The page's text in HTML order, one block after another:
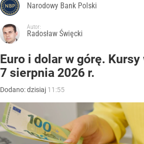
Narodowy Bank Polski
Autor:
Radosław Święcki
Euro i dolar w górę. Kursy
7 sierpnia 2026 r.
Dodano:dzisiaj 11:55